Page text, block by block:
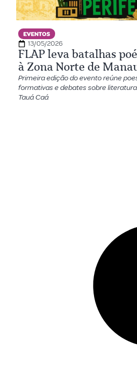
EVENTOS
13/05/2026
FLAP leva batalhas
à Zona Norte de
Primeira edição do evento reúne
formativas e debates sobre
Tauá Caá